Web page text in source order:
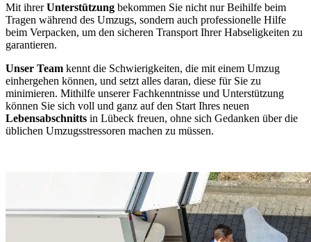
Mit ihrerUnterstützung bekommen Sie nicht nur Beihilfe beim
Tragen während des Umzugs, sondern auch professionelle Hilfe
beim Verpacken, um den sicheren Transport Ihrer Habseligkeiten zu
garantieren.
Unser Team kennt die Schwierigkeiten, die mit einem Umzug
einhergehen können, und setzt alles daran, diese für Sie zu
minimieren. Mithilfe unserer Fachkenntnisse und Unterstützung
können Sie sich voll und ganz auf den Start Ihres neuen
Lebensabschnitts in Lübeck freuen, ohne sich Gedanken über die
üblichen Umzugsstressoren machen zu müssen.